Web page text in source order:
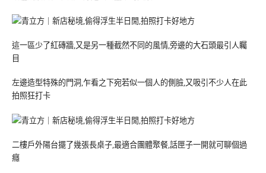
這一區少了紅磚牆,又是另一種截然不同的風情,旁邊的大石頭最引人矚
目
左邊造型特殊的門洞,乍看之下宛若似一個人的側臉,又吸引不少人在此
拍照狂打卡
二樓戶外陽台擺了幾張長桌子,最適合團體聚餐,話匣子一開就可聊個過
癮